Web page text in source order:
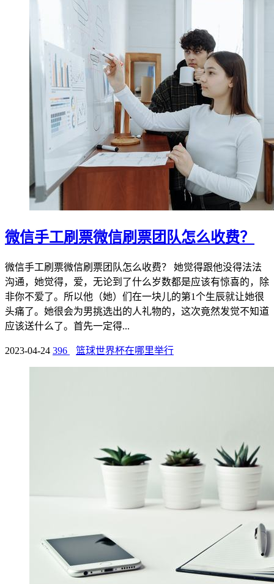
微信手工刷票微信刷票团队怎么收费？
微信手工刷票微信刷票团队怎么收费？ 她觉得跟他没得法法
沟通，她觉得，爱，无论到了什么岁数都是应该有惊喜的，除
非你不爱了。所以他（她）们在一块儿的第1个生辰就让她很
头痛了。她很会为男挑选出的人礼物的，这次竟然发觉不知道
应该送什么了。首先一定得...
2023-04-24 396 篮球世界杯在哪里举行